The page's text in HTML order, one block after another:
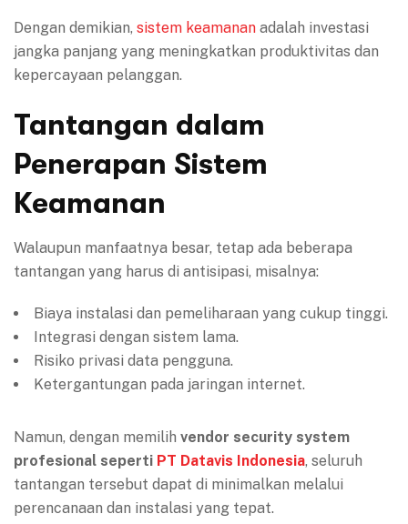
Dengan demikian, sistem keamanan adalah investasi
jangka panjang yang meningkatkan produktivitas dan
kepercayaan pelanggan.
Tantangan dalam
Penerapan Sistem
Keamanan
Walaupun manfaatnya besar, tetap ada beberapa
tantangan yang harus di antisipasi, misalnya:
Biaya instalasi dan pemeliharaan yang cukup tinggi.
Integrasi dengan sistem lama.
Risiko privasi data pengguna.
Ketergantungan pada jaringan internet.
Namun, dengan memilih vendor security system
profesional seperti PT Datavis Indonesia, seluruh
tantangan tersebut dapat di minimalkan melalui
perencanaan dan instalasi yang tepat.